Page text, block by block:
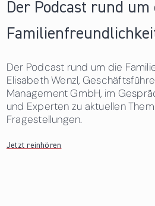
Der Podcast rund um
Der Podcast rund um die
Elisabeth Wenzl,
Management GmbH, im
und Experten zu aktuellen
Fragestellungen.
Jetzt reinhören